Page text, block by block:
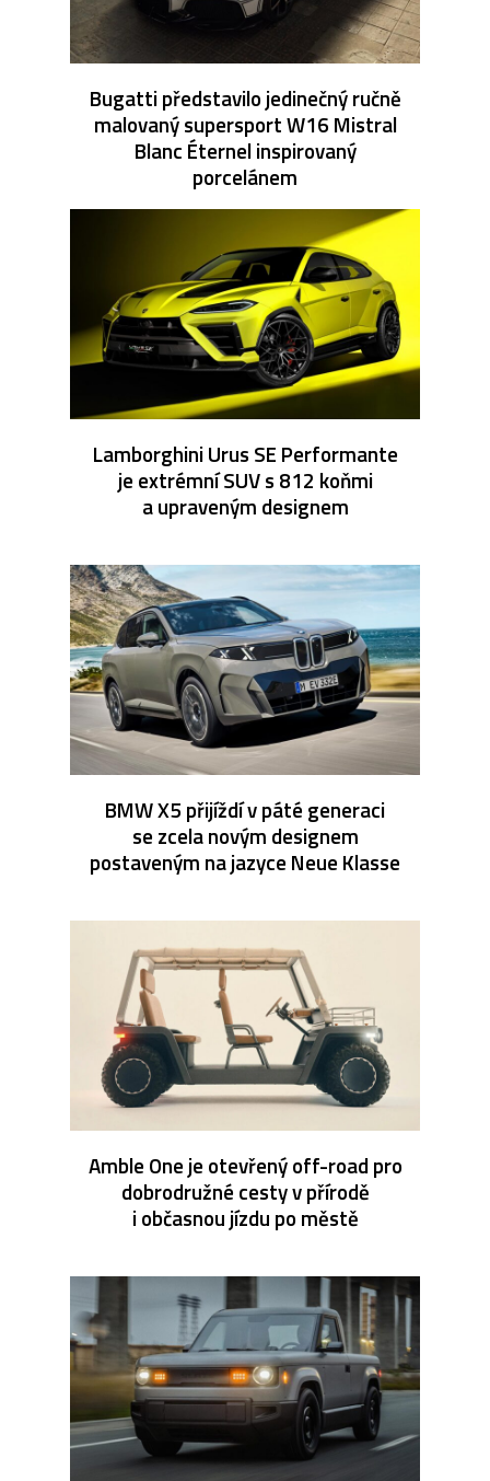
Bugatti představilo jedinečný ručně
malovaný supersport W16 Mistral
Blanc Éternel inspirovaný
porcelánem
Lamborghini Urus SE Performante
je extrémní SUV s 812 koňmi
a upraveným designem
BMW X5 přijíždí v páté generaci
se zcela novým designem
postaveným na jazyce Neue Klasse
Amble One je otevřený off-road pro
dobrodružné cesty v přírodě
i občasnou jízdu po městě